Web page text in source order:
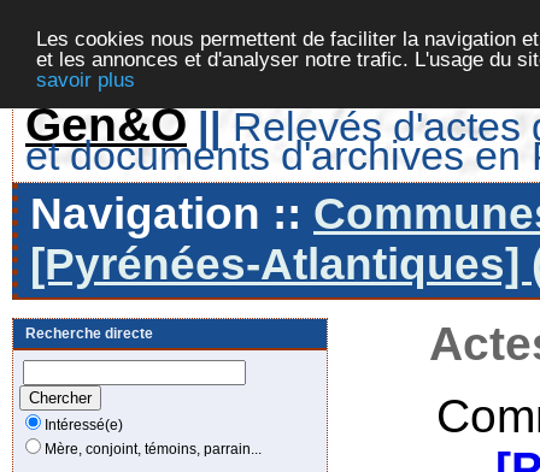
Les cookies nous permettent de faciliter la navigation
et les annonces et d'analyser notre trafic. L'usage du
savoir plus
Gen&O || Relevés d'actes
et documents d'archives en
Navigation ::
[Pyrénées-Atlantiques]
Recherche directe
Intéressé(e)
Mère, conjoint, témoins, parrain...